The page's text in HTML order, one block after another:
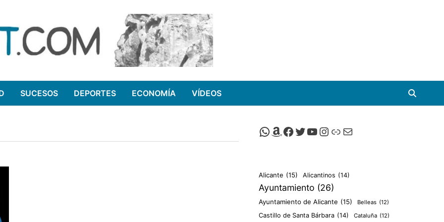
SUCESOS DEPORTES ECONOMÍA VÍDEOS
Canal de Whatsapp de Viscalacant
Comprar en Amazon
Facebook de Viscalacant
Twitter de Viscalacant
Canal de Youtube de Viscalacant
Instagram de Viscalacant
Viscalacant en Polkaverse
Correo electrónico
Alicante (15) Alicantinos (14)
Ayuntamiento (26)
Ayuntamiento de Alicante (15) Belleas (12)
Castillo de Santa Bárbara (14) Cataluña (12)